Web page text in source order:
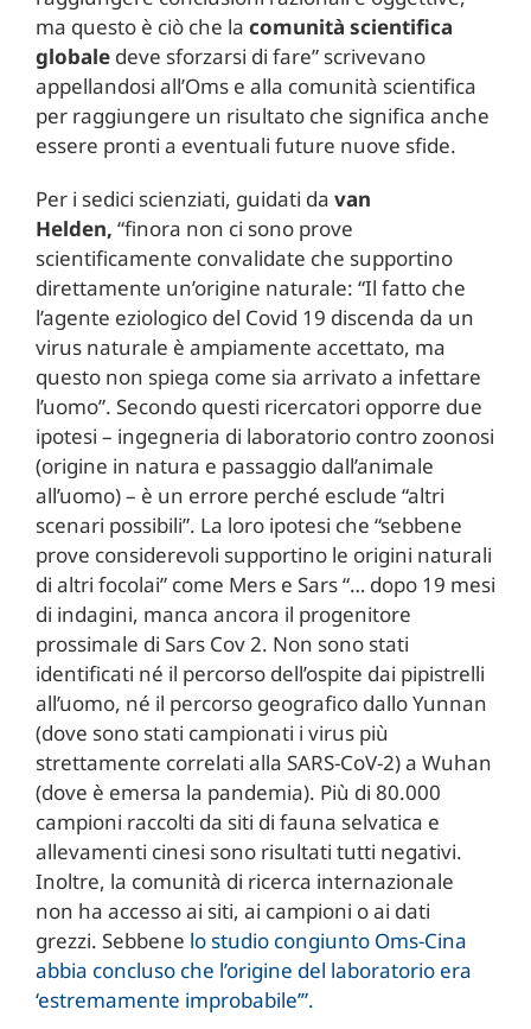
ma questo è ciò che la comunità scientifica
globaledeve sforzarsi di fare” scrivevano
appellandosi all’Oms e alla comunità scientifica
per raggiungere un risultato che significa anche
essere pronti a eventuali future nuove sfide.
Per i sedici scienziati, guidati da van
Helden, “finora non ci sono prove
scientificamente convalidate che supportino
direttamente un’origine naturale: “Il fatto che
l’agente eziologico del Covid 19 discenda da un
virus naturale è ampiamente accettato, ma
questo non spiega come sia arrivato a infettare
l’uomo”. Secondo questi ricercatori opporre due
ipotesi – ingegneria di laboratorio contro zoonosi
(origine in natura e passaggio dall’animale
all’uomo) – è un errore perché esclude “altri
scenari possibili”. La loro ipotesi che “sebbene
prove considerevoli supportino le origini naturali
di altri focolai” come Mers e Sars “… dopo 19 mesi
di indagini, manca ancora il progenitore
prossimale di Sars Cov 2. Non sono stati
identificati né il percorso dell’ospite dai pipistrelli
all’uomo, né il percorso geografico dallo Yunnan
(dove sono stati campionati i virus più
strettamente correlati alla SARS-CoV-2) a Wuhan
(dove è emersa la pandemia). Più di 80.000
campioni raccolti da siti di fauna selvatica e
allevamenti cinesi sono risultati tutti negativi.
Inoltre, la comunità di ricerca internazionale
non ha accesso ai siti, ai campioni o ai dati
grezzi. Sebbene lo studio congiunto Oms-Cina
abbia concluso che l’origine del laboratorio era
‘estremamente improbabile’”.